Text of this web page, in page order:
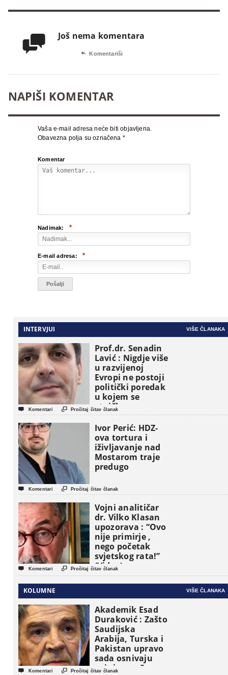
 Još nema komentara
 Komentariši
NAPIŠI KOMENTAR
Vaša e-mail adresa neće biti objavljena.
Obavezna polja su označena *
Komentar
Nadimak: *
E-mail adresa: *
INTERVJUI VIŠE ČLANAKA
Prof.dr. Senadin
Lavić : Nigdje više
u razvijenoj
Evropi ne postoji
politički poredak
u kojem se
etničke grupe
pojavljuju kao
osnovne
političke jedinice
 Komentari  Pročitaj čitav članak
Ivor Perić: HDZ-
ova tortura i
iživljavanje nad
Mostarom traje
predugo
 Komentari  Pročitaj čitav članak
Vojni analitičar
dr. Vilko Klasan
upozorava : “Ovo
nije primirje ,
nego početak
svjetskog rata!”
(Video)
 Komentari  Pročitaj čitav članak
KOLUMNE VIŠE ČLANAKA
Akademik Esad
Duraković : Zašto
Saudijska
Arabija, Turska i
Pakistan upravo
sada osnivaju
vojni savez?
 Komentari  Pročitaj čitav članak